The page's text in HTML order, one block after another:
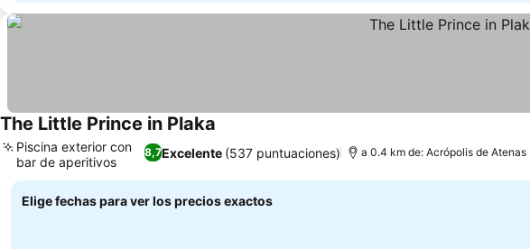
The Little Prince in Plaka
8,7Excelente (537 puntuaciones)
Piscina exterior con
bar de aperitivos
a 0.4 km de: Acrópolis de Atenas
Elige fechas para ver los precios exactos